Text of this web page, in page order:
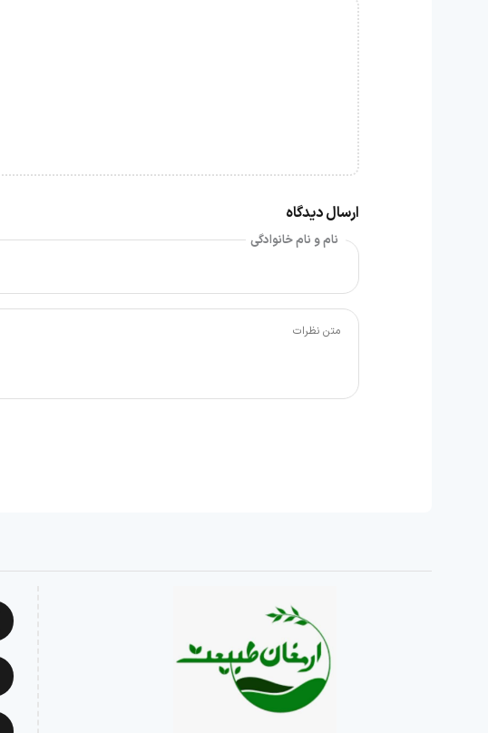
ارسال دیدگاه
نام و نام خانوادگی